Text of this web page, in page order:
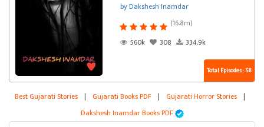
by Dakshesh Inamdar
(16.8m)
560k
308 334.9k
Total Episodes : 58
Best Gujarati Stories | Gujarati Books PDF | Gujarati Horror Stories |
Dakshesh Inamdar Books PDF